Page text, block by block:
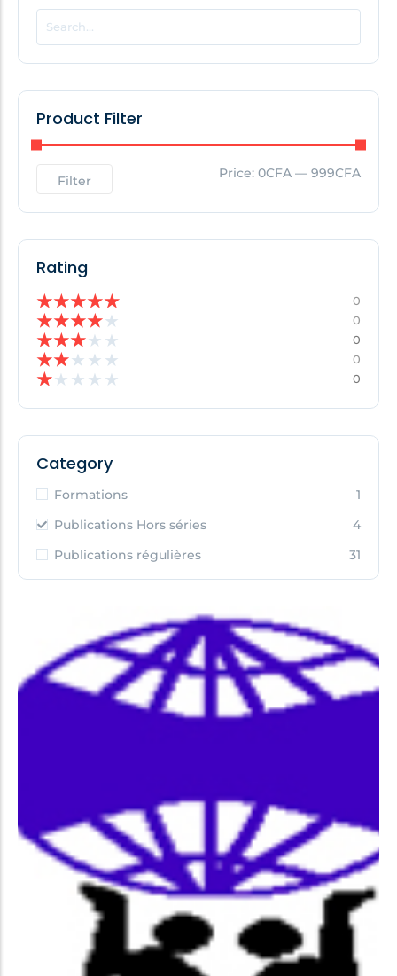
POPULAR THIS WEEK
No Posts Found!
No Posts Found!
Product Filter
Filter Price: 0CFA — 999CFA
Rating
★★★★★ 0
★★★★★ 0
★★★★ ★ 0
★★★ ★ ★ 0
★★ ★ ★ ★ 0
Category
Formations
1
Publications Hors séries
4
Publications régulières
31